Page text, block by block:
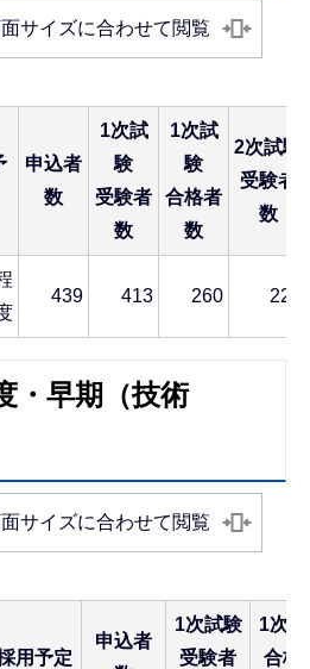
サイズに合わせて閲覧
申込者
数
1次試
験
受験者
数
1次試
験
合格者
数
2次試験
受験者
数
439 413 260 227
・早期（技術
サイズに合わせて閲覧
用予定
申込者
1次試験
受験者
1次
合格